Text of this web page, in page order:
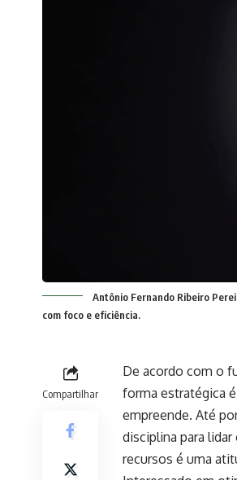
Antônio Fernando Ribeiro
com foco e eficiência.
Compartilhar
De acordo com o
forma estratégica
empreende. Até
disciplina para
recursos é uma